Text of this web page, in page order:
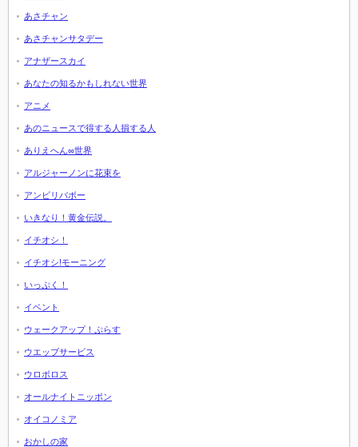
あさチャン
あさチャンサタデー
アナザースカイ
あなたの知るかもしれない世界
アニメ
あのニュースで得する人損する人
ありえへん∞世界
アルジャーノンに花束を
アンビリバボー
いきなり！黄金伝説。
イチオシ！
イチオシ!モーニング
いっぷく！
イベント
ウェークアップ！ぷらす
ウエッブサービス
ウロボロス
オールナイトニッポン
オイコノミア
おかしの家